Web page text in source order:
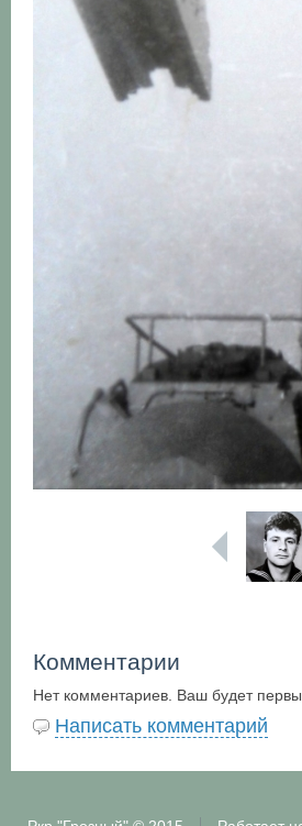
Комментарии
Нет комментариев. Ваш будет
Написать комментарий